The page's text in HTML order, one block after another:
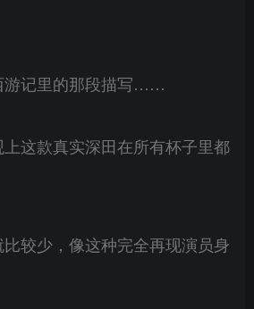
游记里的那段描写……
这款真实深田在所有杯子里都
较少，像这种完全再现演员身